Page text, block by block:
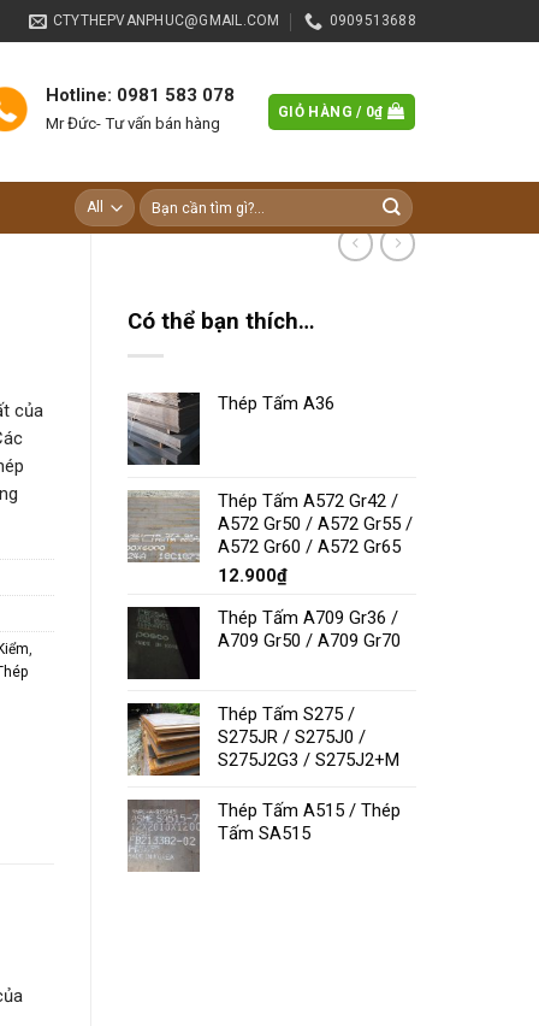
CTYTHEPVANPHUC@GMAIL.COM 0909513688
Hotline: 0981 583 078
Mr Đức- Tư vấn bán hàng
GIỎ HÀNG / 0₫
Tìm
kiếm:
Có thể bạn thích…
Thép Tấm A36
Thép Tấm A572 Gr42 /
A572 Gr50 / A572 Gr55 /
A572 Gr60 / A572 Gr65
12.900₫
Thép Tấm A709 Gr36 /
A709 Gr50 / A709 Gr70
Thép Tấm S275 /
S275JR / S275J0 /
S275J2G3 / S275J2+M
Thép Tấm A515 / Thép
Tấm SA515
của
,